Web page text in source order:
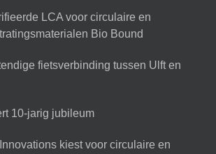
LCA voor circulaire en
Bio Bound
fietsverbinding tussen Ulft en
10-jarig jubileum
kiest voor circulaire en